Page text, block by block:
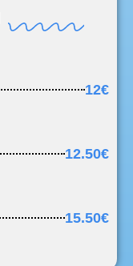
12€
12.50€
15.50€